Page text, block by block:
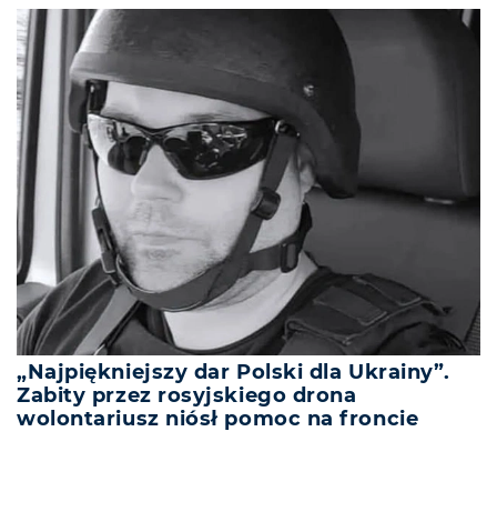
„Najpiękniejszy dar Polski dla Ukrainy”.
Zabity przez rosyjskiego drona
wolontariusz niósł pomoc na froncie